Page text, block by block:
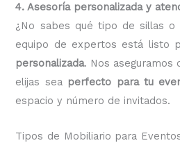
4. Asesoría personalizada y
¿No sabes qué tipo de sillas o
equipo de expertos está listo
personalizada. Nos aseguramos
elijas sea perfecto para tu
espacio y número de invitados.
Tipos de Mobiliario para